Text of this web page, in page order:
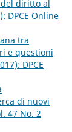
diritto al
DPCE Online
tra
e questioni
DPCE
di nuovi
47 No. 2